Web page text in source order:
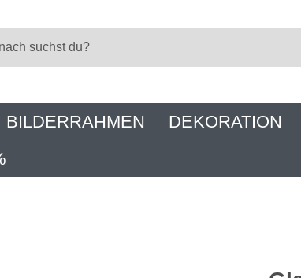
BILDERRAHMEN DEKORATION